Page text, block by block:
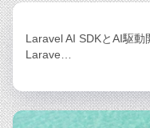
Laravel AI SDKとAI駆動
Larave…